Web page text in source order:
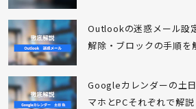
Outlookの迷惑メール設
解除・ブロックの手順を
Googleカレンダーの土
マホとPCそれぞれで解説